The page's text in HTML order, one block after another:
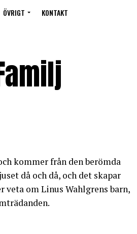
ÖVRIGT KONTAKT
kommer från den berömda
då och då, och det skapar
om Linus Wahlgrens barn,